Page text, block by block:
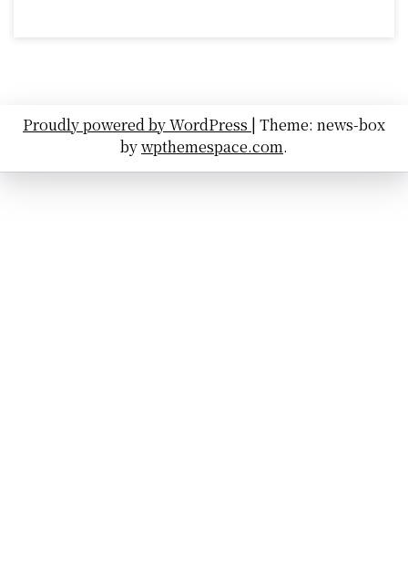
Proudly powered by WordPress | Theme: news-box
bywpthemespace.com.